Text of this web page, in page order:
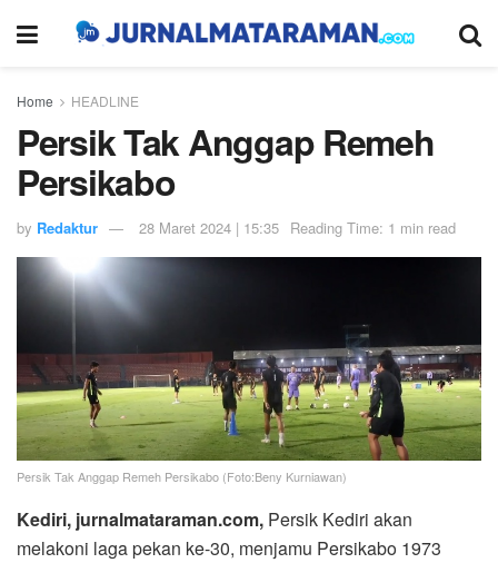
Home HEADLINE
Persik Tak Anggap Remeh
Persikabo
by Redaktur 28 Maret 2024 | 15:35 Reading Time: 1 min read
Persik Tak Anggap Remeh Persikabo (Foto:Beny Kurniawan)
Kediri, jurnalmataraman.com, Persik Kediri akan
melakoni laga pekan ke-30, menjamu Persikabo 1973